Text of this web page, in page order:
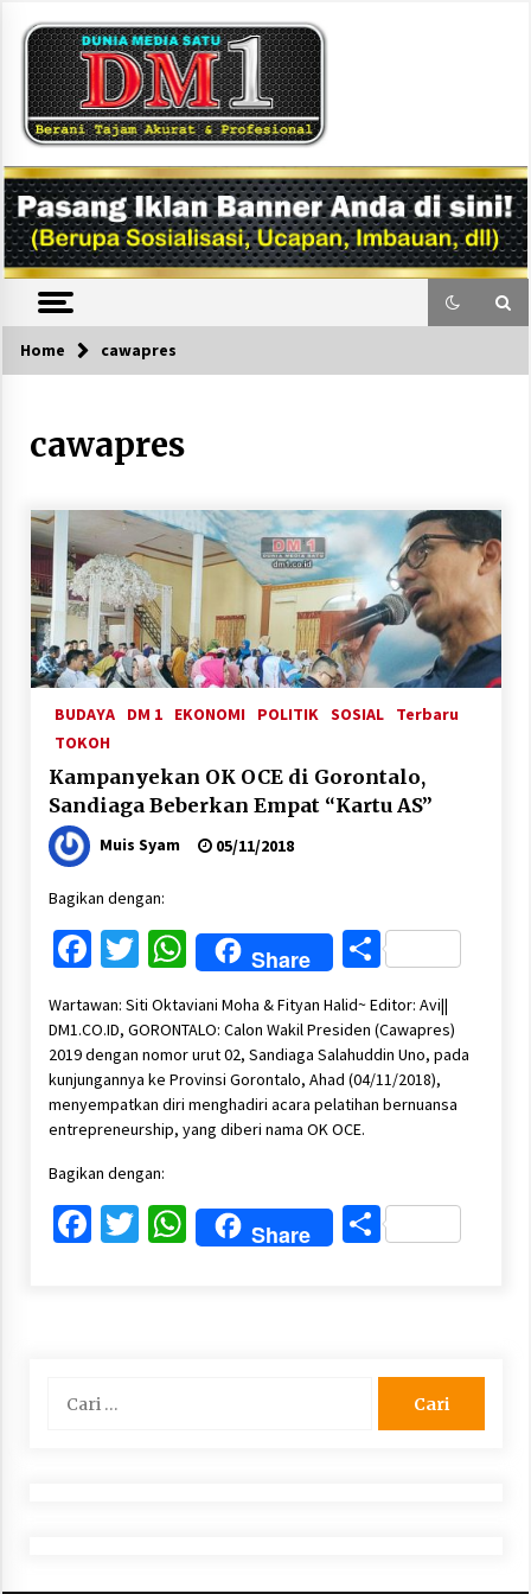
content
DM1
Home cawapres
cawapres
BUDAYA DM 1 EKONOMI POLITIK SOSIAL
Terbaru
TOKOH
Kampanyekan OK OCE di Gorontalo,
Sandiaga Beberkan Empat “Kartu AS”
Muis Syam 05/11/2018
Bagikan dengan:
Facebook
Twitter
WhatsApp
Share Share
Wartawan: Siti Oktaviani Moha & Fityan Halid~ Editor: Avi||
DM1.CO.ID, GORONTALO: Calon Wakil Presiden (Cawapres)
2019 dengan nomor urut 02, Sandiaga Salahuddin Uno, pada
kunjungannya ke Provinsi Gorontalo, Ahad (04/11/2018),
menyempatkan diri menghadiri acara pelatihan bernuansa
entrepreneurship, yang diberi nama OK OCE.
Bagikan dengan:
Facebook
Twitter
WhatsApp
Share Share
untuk: